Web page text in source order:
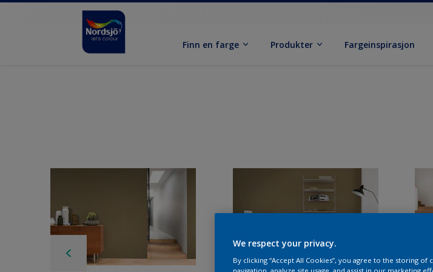
Finn en farge Produkter Fargeinspirasjon
We respect your privacy.
By clicking “Accept All Cookies”, you agree to the storing